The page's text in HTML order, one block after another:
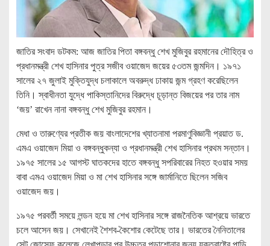
জাতির সংবাদ ডটকম: আজ জাতির পিতা বঙ্গবন্ধু শেখ মুজিবুর রহমানের দৌহিত্র ও
প্রধানমন্ত্রী শেখ হাসিনার পুত্র সজীব ওয়াজেদ জয়ের ৫৩তম জন্মদিন। ১৯৭১
সালের ২৭ জুলাই মুক্তিযুদ্ধ চলাকালে অবরুদ্ধ ঢাকায় জন্ম গ্রহণ করেছিলেন
তিনি। স্বাধীনতা যুদ্ধে পাকিস্তানিদের বিরুদ্ধে চূড়ান্ত বিজয়ের পর তার নাম
‘জয়’ রাখেন নানা বঙ্গবন্ধু শেখ মুজিবুর রহমান।
মেধা ও তারুণ্যের প্রতীক জয় বাংলাদেশের খ্যাতনামা পরমাণুবিজ্ঞানী প্রয়াত ড.
এমএ ওয়াজেদ মিয়া ও বঙ্গবন্ধুকন্যা ও প্রধানমন্ত্রী শেখ হাসিনার প্রথম সন্তান।
১৯৭৫ সালের ১৫ আগস্ট ঘাতকদের হাতে বঙ্গবন্ধু সপরিবারের নিহত হওয়ার সময়
বাবা এমএ ওয়াজেদ মিয়া ও মা শেখ হাসিনার সঙ্গে জার্মানিতে ছিলেন সজিব
ওয়াজেদ জয়।
১৯৭৫ পরবর্তী সময়ে লন্ডন হয়ে মা শেখ হাসিনার সঙ্গে রাজনৈতিক আশ্রয়ে ভারতে
চলে আসেন জয়। সেখানেই শৈশব-কৈশোর কেটেছে তার। ভারতের নৈনিতালের